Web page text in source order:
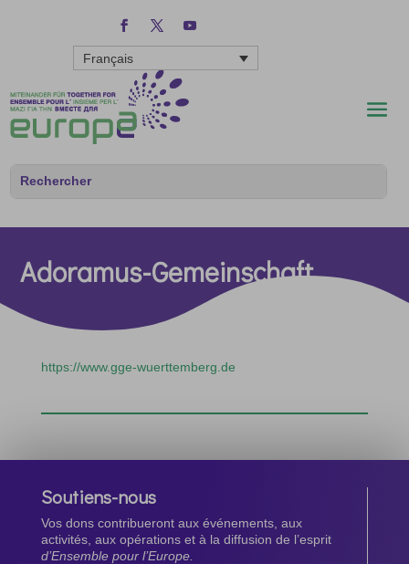
Français
Adoramus-Gemeinschaft
https://www.gge-wuerttemberg.de
Soutiens-nous
Vos dons contribueront aux événements, aux
activités, aux opérations et à la diffusion de l’esprit
d’Ensemble pour l’Europe.